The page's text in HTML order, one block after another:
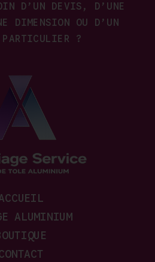
D’UN DEVIS, D’UNE
DIMENSION OU D’UN
?
ALUMINIUM